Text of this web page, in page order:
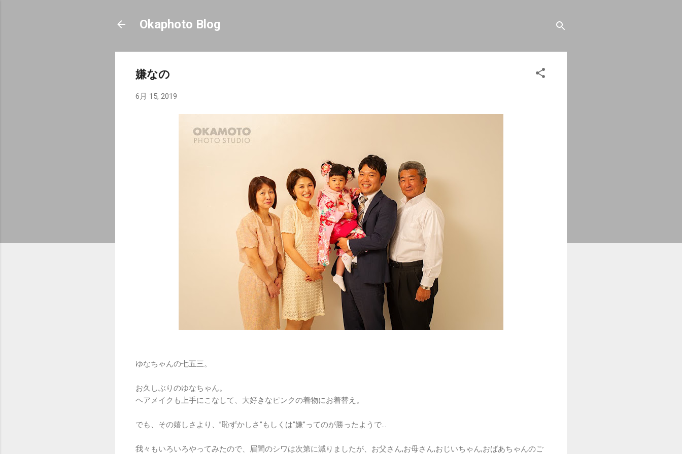
Okaphoto Blog
嫌なの
6月 15, 2019
ゆなちゃんの七五三。
お久しぶりのゆなちゃん。
ヘアメイクも上手にこなして、大好きなピンクの着物にお着替え。
でも、その嬉しさより、”恥ずかしさ”もしくは”嫌”ってのが勝ったようで…
我々もいろいろやってみたので、眉間のシワは次第に減りましたが、お父さん,お母さん,おじいちゃん,おばあちゃんのご